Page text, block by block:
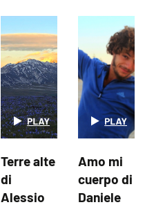
Terre alte
di
Alessio
Amo mi
cuerpo di
Daniele